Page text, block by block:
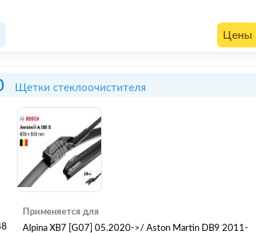
Цены
Щетки стеклоочистителя
Применяется для
Alpina XB7 [G07] 05.2020->/ Aston Martin DB9 2011-